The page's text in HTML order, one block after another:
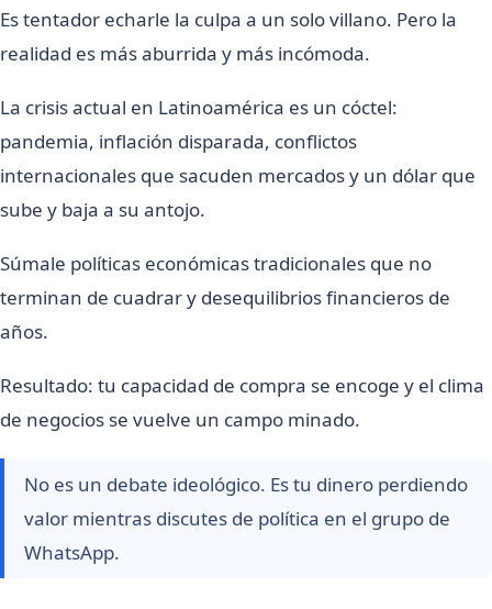
Es tentador echarle la culpa a un solo villano. Pero la
realidad es más aburrida y más incómoda.
La crisis actual en Latinoamérica es un cóctel:
pandemia, inflación disparada, conflictos
internacionales que sacuden mercados y un dólar que
sube y baja a su antojo.
Súmale políticas económicas tradicionales que no
terminan de cuadrar y desequilibrios financieros de
años.
Resultado: tu capacidad de compra se encoge y el clima
de negocios se vuelve un campo minado.
No es un debate ideológico. Es tu dinero perdiendo
valor mientras discutes de política en el grupo de
WhatsApp.